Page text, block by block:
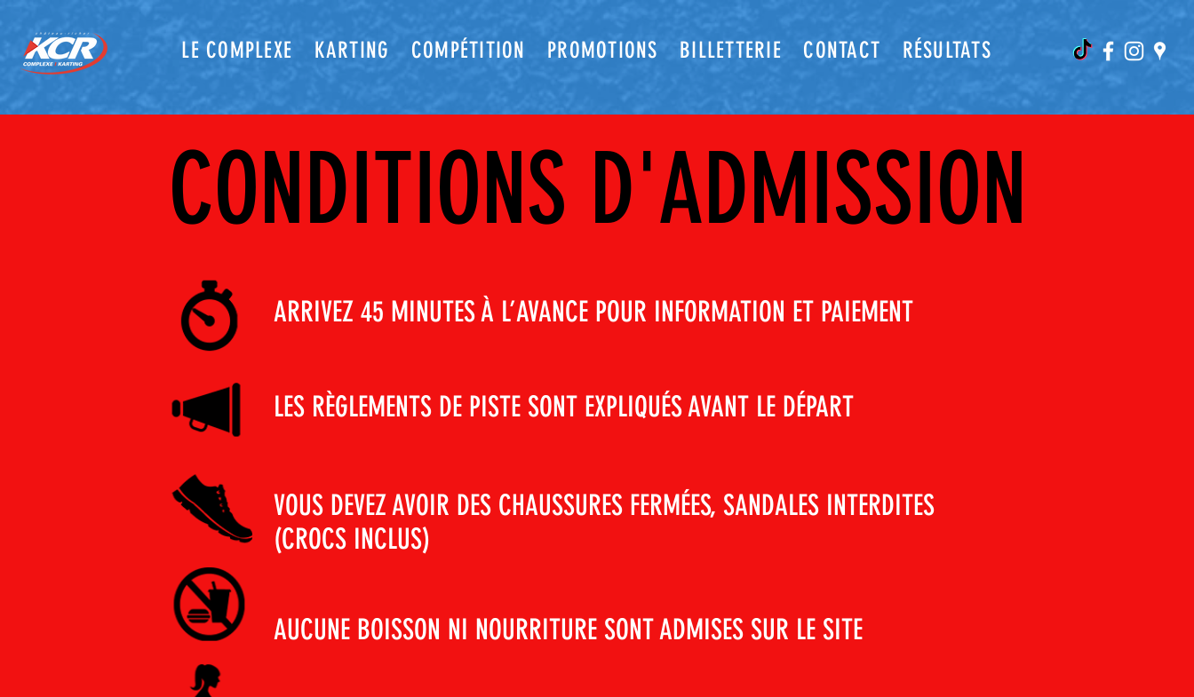
LE COMPLEXE KARTING COMPÉTITION PROMOTIONS BILLETTERIE CONTACT RÉSULTATS
CONDITIONS D'ADMISSION
ARRIVEZ 45 MINUTES À L’AVANCE POUR INFORMATION ET PAIEMENT
LES RÈGLEMENTS DE PISTE SONT EXPLIQUÉS AVANT LE DÉPART
VOUS DEVEZ AVOIR DES CHAUSSURES FERMÉES, SANDALES INTERDITES
(CROCS INCLUS)
AUCUNE BOISSON NI NOURRITURE SONT ADMISES SUR LE SITE